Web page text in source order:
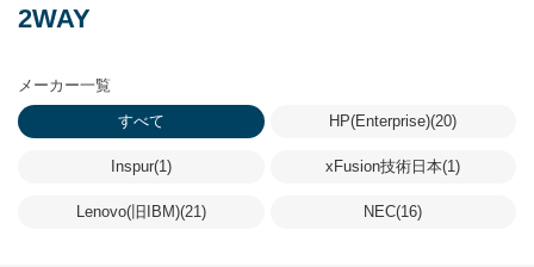
2WAY
メーカー一覧
すべて
HP(Enterprise)(20)
Inspur(1) xFusion技術日本(1)
Lenovo(旧IBM)(21) NEC(16)